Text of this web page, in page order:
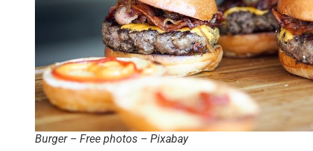
Burger – Free photos – Pixabay